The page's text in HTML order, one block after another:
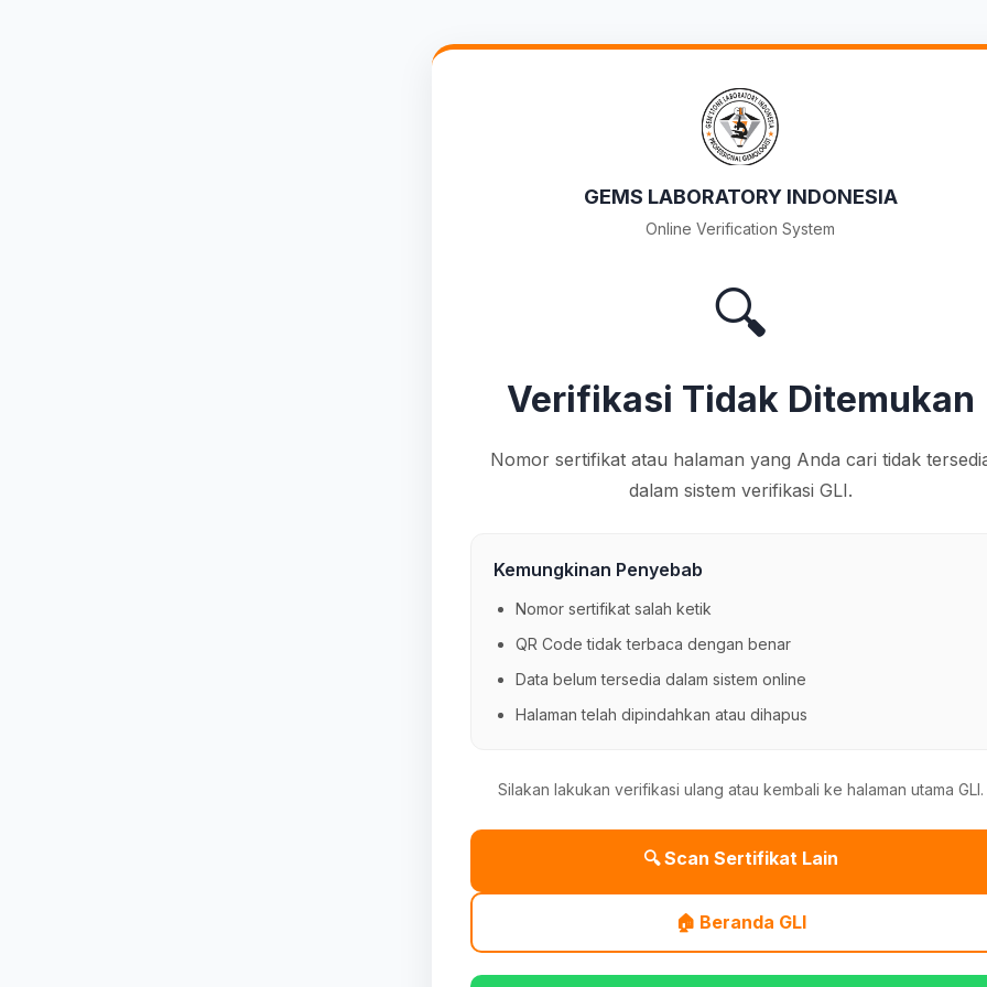
GEMS LABORATORY INDONESIA
Online Verification System
🔍
Verifikasi Tidak Ditemukan
Nomor sertifikat atau halaman yang Anda cari tidak
dalam sistem verifikasi GLI.
Kemungkinan Penyebab
Nomor sertifikat salah ketik
QR Code tidak terbaca dengan benar
Data belum tersedia dalam sistem online
Halaman telah dipindahkan atau dihapus
Silakan lakukan verifikasi ulang atau kembali ke halaman utama GLI.
🔍 Scan Sertifikat Lain
🏠 Beranda GLI